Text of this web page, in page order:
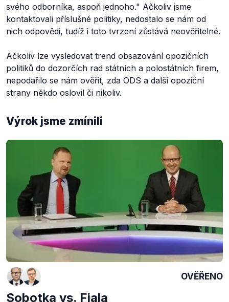
svého odborníka, aspoň jednoho." Ačkoliv jsme
kontaktovali příslušné politiky, nedostalo se nám od
nich odpovědi, tudíž i toto tvrzení zůstává neověřitelné.
Ačkoliv lze vysledovat trend obsazování opozičních
politiků do dozorčích rad státních a polostátních firem,
nepodařilo se nám ověřit, zda ODS a další opoziční
strany někdo oslovil či nikoliv.
Výrok jsme zmínili
OVĚŘENO
Sobotka vs. Fiala